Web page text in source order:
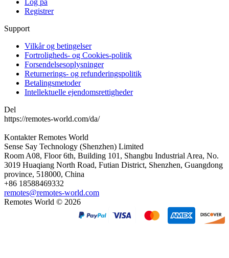
Registrer
Support
Vilkår og betingelser
Fortroligheds- og Cookies-politik
Forsendelsesoplysninger
Returnerings- og refunderingspolitik
Betalingsmetoder
Intellektuelle ejendomsrettigheder
Del
https://remotes-world.com/da/
Kontakter Remotes World
Sense Say Technology (Shenzhen) Limited
Room A08, Floor 6th, Building 101, Shangbu Industrial Area, No.
3019 Huaqiang North Road, Futian District, Shenzhen, Guangdong
province, 518000, China
+86 18588469332
remotes@remotes-world.com
Remotes World © 2026